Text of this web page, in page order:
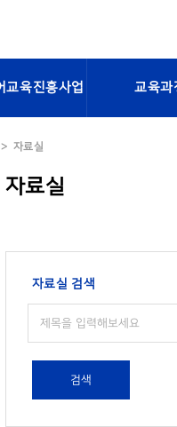
교육진흥사업 교육과
자료실
자료실
자료실 검색
검색